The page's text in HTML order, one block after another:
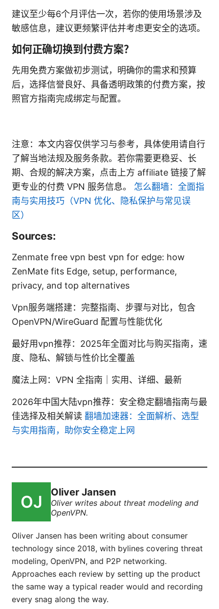
建议至少每6个月评估一次，若你的使用场景涉及
敏感信息，建议更频繁评估并考虑更安全的选项。
如何正确切换到付费方案？
先用免费方案做初步测试，明确你的需求和预算
后，选择信誉良好、具备透明政策的付费方案，按
照官方指南完成绑定与配置。
注意：本文内容仅供学习与参考，具体使用请自行
了解当地法规及服务条款。若你需要更稳妥、长
期、合规的解决方案，点击上方 affiliate 链接了解
更专业的付费 VPN 服务信息。 怎么翻墙：全面指
南与实用技巧（VPN 优化、隐私保护与常见误
区）
Sources:
Zenmate free vpn best vpn for edge: how
ZenMate fits Edge, setup, performance,
privacy, and top alternatives
Vpn服务端搭建：完整指南、步骤与对比，包含
OpenVPN/WireGuard 配置与性能优化
最好用vpn推荐：2025年全面对比与购买指南，速
度、隐私、解锁与性价比全覆盖
魔法上网：VPN 全指南｜实用、详细、最新
2026年中国大陆vpn推荐：安全稳定翻墙指南与最
佳选择及相关解读 翻墙加速器：全面解析、选型
与实用指南，助你安全稳定上网
Oliver Jansen
Oliver writes about threat modeling and
OpenVPN.
Oliver Jansen has been writing about consumer
technology since 2018, with bylines covering threat
modeling, OpenVPN, and P2P networking.
Approaches each review by setting up the product
the same way a typical reader would and recording
every snag along the way.